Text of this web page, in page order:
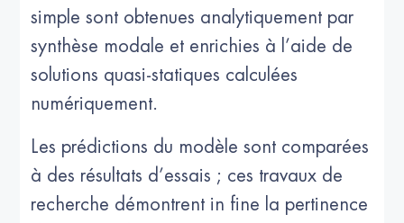
simple sont obtenues analytiquement par
synthèse modale et enrichies à l’aide de
solutions quasi-statiques calculées
numériquement.
Les prédictions du modèle sont comparées
à des résultats d’essais ; ces travaux de
recherche démontrent in fine la pertinence